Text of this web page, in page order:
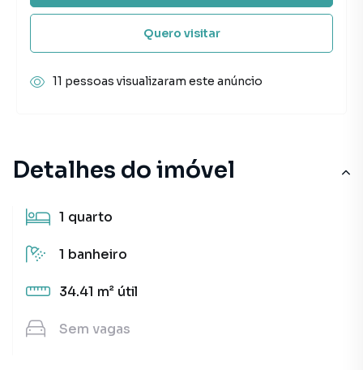
Detalhes do imóvel
1 quarto
1 banheiro
34.41 m² útil
Sem vagas
Quero visitar
11 pessoas visualizaram este anúncio